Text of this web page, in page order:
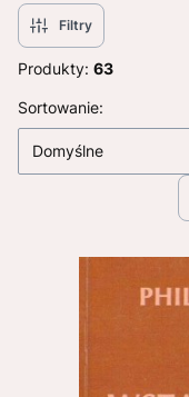
Filtry
Produkty: 63
Lista produktów
Sortowanie:
Domyślne